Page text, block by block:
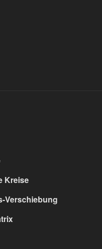
Kreise
Verschiebung